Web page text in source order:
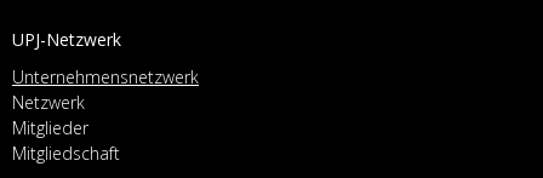
UPJ-Netzwerk
Unternehmensnetzwerk
Netzwerk
Mitglieder
Mitgliedschaft